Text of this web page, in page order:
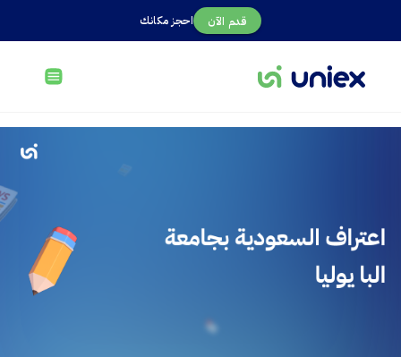
احجز مكانك قدم الآن